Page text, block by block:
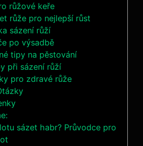
růžové ‌keře
růže ⁢pro nejlepší růst
​sázení⁣ růží
​po výsadbě
tipy na pěstování
při sázení růží
⁢pro zdravé růže
sázet habr? Průvodce pro